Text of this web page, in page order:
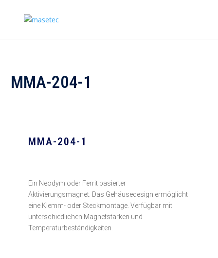
MMA-204-1
MMA-204-1
Ein Neodym oder Ferrit basierter
Aktivierungsmagnet. Das Gehäusedesign ermöglicht
eine Klemm- oder Steckmontage. Verfügbar mit
unterschiedlichen Magnetstärken und
Temperaturbeständigkeiten.